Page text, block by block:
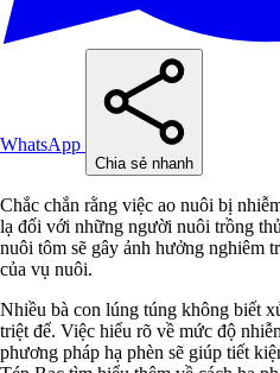
WhatsApp
Chia sẻ nhanh
Chắc chắn rằng việc ao nuôi bị
lạ đối với những người nuôi trồng
nuôi tôm sẽ gây ảnh hưởng nghiêm
của vụ nuôi.
Nhiều bà con lúng túng không biết
triệt để. Việc hiểu rõ về mức độ
phương pháp hạ phèn sẽ giúp tiết